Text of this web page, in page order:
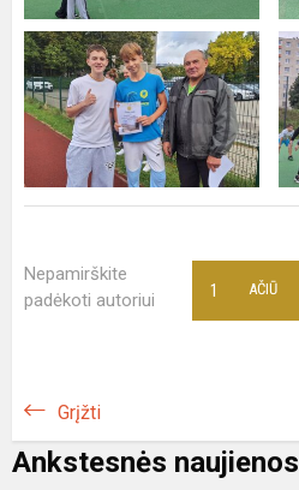
Nepamirškite
padėkoti autoriui
AČIŪ
1
Grįžti
Ankstesnės naujienos